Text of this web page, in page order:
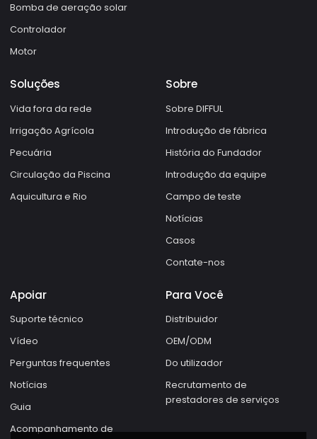
Bomba de aeração solar
Controlador
Motor
Soluções
Vida fora da rede
Irrigação Agrícola
Pecuária
Circulação da Piscina
Aquicultura e Rio
Sobre
Sobre DIFFUL
Introdução de fábrica
História do Fundador
Introdução da equipe
Campo de teste
Notícias
Casos
Contate-nos
Apoiar
Suporte técnico
Vídeo
Perguntas frequentes
Notícias
Guia
Acompanhamento de
Para Você
Distribuidor
OEM/ODM
Do utilizador
Recrutamento de
prestadores de serviços